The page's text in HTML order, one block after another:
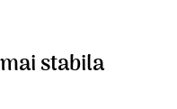
stabila